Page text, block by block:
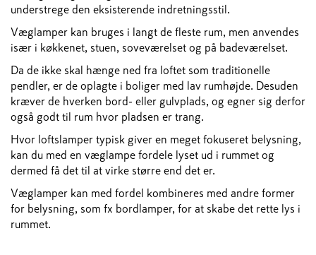
understrege den eksisterende indretningsstil.
Væglamper kan bruges i langt de fleste rum, men anvendes
især i køkkenet, stuen, soveværelset og på badeværelset.
Da de ikke skal hænge ned fra loftet som traditionelle
pendler, er de oplagte i boliger med lav rumhøjde. Desuden
kræver de hverken bord- eller gulvplads, og egner sig derfor
også godt til rum hvor pladsen er trang.
Hvor loftslamper typisk giver en meget fokuseret belysning,
kan du med en væglampe fordele lyset ud i rummet og
dermed få det til at virke større end det er.
Væglamper kan med fordel kombineres med andre former
for belysning, som fx bordlamper, for at skabe det rette lys i
rummet.